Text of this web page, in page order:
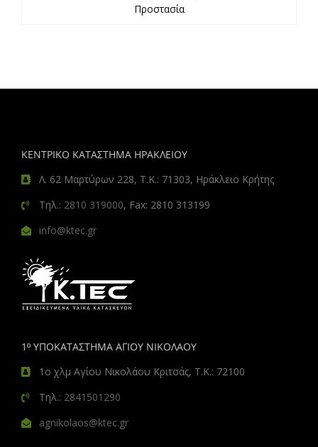
Προστασία
ΚΕΝΤΡΙΚΟ ΚΑΤΑΣΤΗΜΑ ΗΡΑΚΛΕΙΟΥ
Λ. 62 Μαρτύρων 228, Τ.Κ.: 71303, Ηράκλειο Κρήτης
Τηλ.: 2810 319000, Fax: 2810 313199
info@ktec.gr
1º ΥΠΟΚΑΤΑΣΤΗΜΑ ΑΓΙΟΥ ΝΙΚΟΛΑΟΥ
1ο χλμ Αγίου Νικολάου Κριτσάς, Τ.Κ.: 72100
Τηλ.: 2841501290
agnikolaos@ktec.gr